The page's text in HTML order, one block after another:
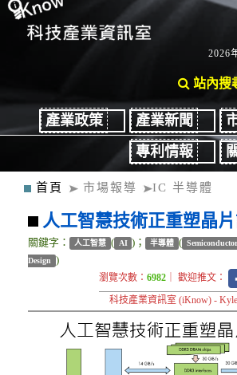
2026
站內搜
產業政策 產業新聞
專利情報
首頁 市場報導 IC 半導體
人工智慧技術正重塑晶
關鍵字： 人工智慧 ( AI )； 半導體 ( Semiconductor
Design
)
瀏覽次數：6982 ｜ 歡迎推文：
科技產業資訊室 (iKnow) -